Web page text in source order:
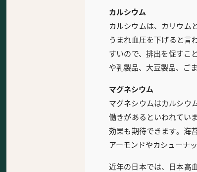
カルシウム
カルシウムは、カリウム
うまれ血圧を下げると言
すいので、排出を促すこ
や乳製品、大豆製品、ご
マグネシウム
マグネシウムはカルシウ
働きがあるといわれてい
効果も期待できます。海
アーモンドやカシューナ
近年の日本では、日本高